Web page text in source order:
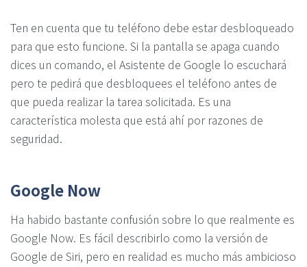
Ten en cuenta que tu teléfono debe estar desbloqueado
para que esto funcione. Si la pantalla se apaga cuando
dices un comando, el Asistente de Google lo escuchará
pero te pedirá que desbloquees el teléfono antes de
que pueda realizar la tarea solicitada. Es una
característica molesta que está ahí por razones de
seguridad.
Google Now
Ha habido bastante confusión sobre lo que realmente es
Google Now. Es fácil describirlo como la versión de
Google de Siri, pero en realidad es mucho más ambicioso